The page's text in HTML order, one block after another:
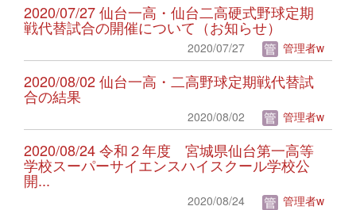
2020/07/27 仙台一高・仙台二高硬式野球定期
戦代替試合の開催について（お知らせ）
2020/07/27 管理者w
2020/08/02 仙台一高・二高野球定期戦代替試
合の結果
2020/08/02 管理者w
2020/08/24 令和２年度 宮城県仙台第一高等
学校スーパーサイエンスハイスクール学校公
開...
2020/08/24 管理者w